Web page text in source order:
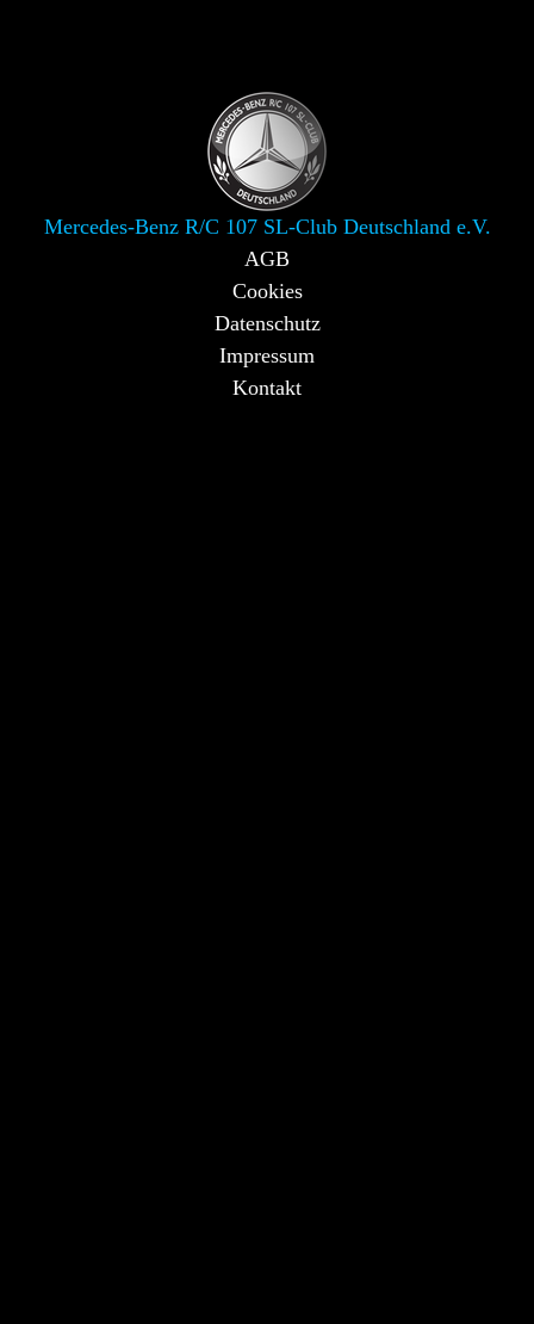
Mercedes-Benz R/C 107 SL-Club Deutschland e.V.
AGB
Cookies
Datenschutz
Impressum
Kontakt